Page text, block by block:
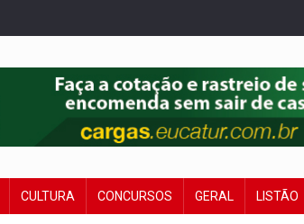
CULTURA CONCURSOS GERAL LISTÃO